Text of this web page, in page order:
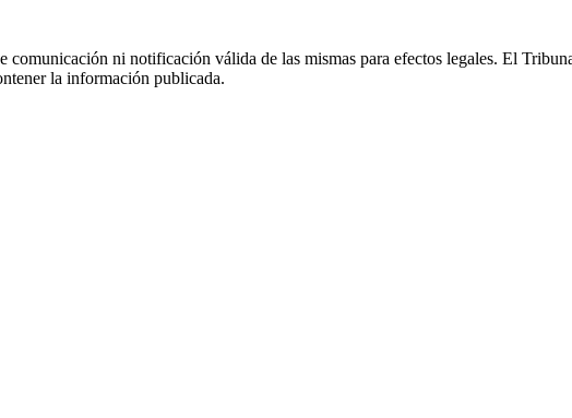
ni notificación válida de las mismas para efectos legales. El
la información publicada.